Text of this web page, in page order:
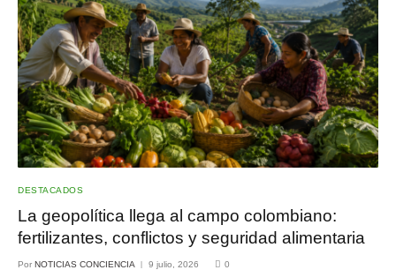
DESTACADOS
La geopolítica llega al campo colombiano:
fertilizantes, conflictos y seguridad alimentaria
Por NOTICIAS CONCIENCIA 9 julio, 2026 0